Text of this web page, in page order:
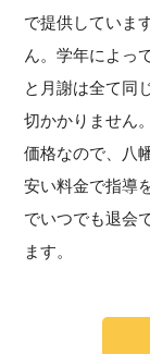
で提供していま
ん。学年によっ
と月謝は全て同
切かかりません
価格なので、八
安い料金で指導
でいつでも退会
ます。